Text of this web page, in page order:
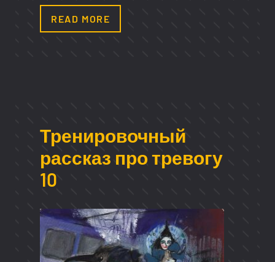
READ MORE
Тренировочный
рассказ про тревогу
10